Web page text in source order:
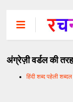
अंग्रेज़ी वर्डल की
हिंदी शब्द पहेली